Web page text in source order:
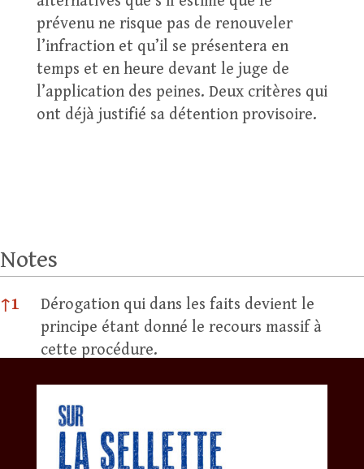
prévenu ne risque pas de renouveler
l’infraction et qu’il se présentera en
temps et en heure devant le juge de
l’application des peines. Deux critères qui
ont déjà justifié sa détention provisoire.
Notes
Notes
↑1
Dérogation qui dans les faits devient le
principe étant donné le recours massif à
cette procédure.